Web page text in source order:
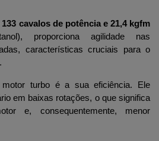
133 cavalos de potência e 21,4 kgfm
proporciona agilidade nas
características cruciais para o
turbo é a sua eficiência. Ele
em baixas rotações, o que significa
e, consequentemente, menor